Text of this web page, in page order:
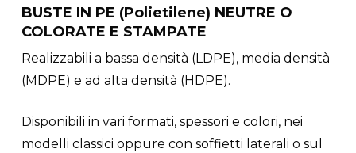
BUSTE IN PE (Polietilene) NEUTRE O
COLORATE E STAMPATE
Realizzabili a bassa densità (LDPE), media densità
(MDPE) e ad alta densità (HDPE).
Disponibili in vari formati, spessori e colori, nei
modelli classici oppure con soffietti laterali o sul